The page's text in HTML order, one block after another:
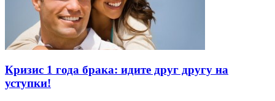
Кризис 1 года брака: идите друг другу на
уступки!